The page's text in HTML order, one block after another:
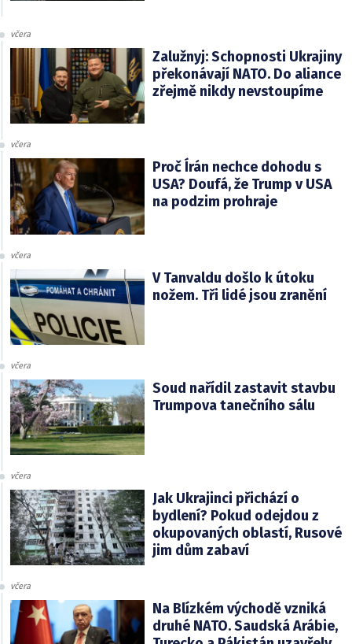
včera
Zalužnyj: Schopnosti Ukrajiny
překonávají NATO. Do aliance
zřejmě nikdy nevstoupíme
včera
Proč Írán nechce dohodu s
USA? Doufá, že Trump v USA
na podzim prohraje
včera
V Tanvaldu došlo k útoku
nožem. Tři lidé jsou zranění
včera
Soud nařídil zastavit stavbu
Trumpova tanečního sálu
včera
Jak Ukrajinci přichází o
bydlení? Pokud odejdou z
okupovaných oblastí, Rusové
jim dům zabaví
včera
Na Blízkém východě vzniká
druhé NATO. Saudská Arábie,